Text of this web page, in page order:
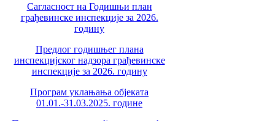
Сагласност на Годишњи план
грађевинске инспекције за 2026.
годину
Предлог годишњег плана
инспекцијског надзора грађевинске
инспекције за 2026. годину
Програм уклањања објеката
01.01.-31.03.2025. године